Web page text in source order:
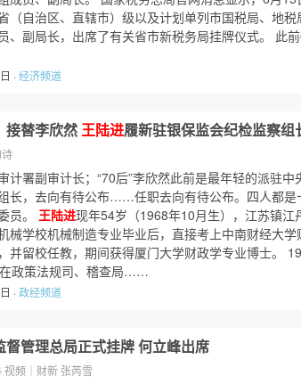
（自治区、直辖市）级以及计划单列市国税局、地税
、副局长，出席了有关省市新税务局挂牌仪式。 此前
·经济频道
接替李欣然王陆进履新驻银保监会纪检监察组
计署副审计长；“70后”李欣然此前是最年轻的派驻中
长，去向有待公布……任职去向有待公布。四人都是
员。 王陆进现年54岁（1968年10月生），江苏镇江
械学校机械制造专业毕业后，直接考上中南财经大学
并留校任教，期间获得厦门大学财政学专业博士。
政策法规司、稽查局……
·政经频道
督管理总局正式挂牌 何立峰出席
视频｜财新 张芮雪